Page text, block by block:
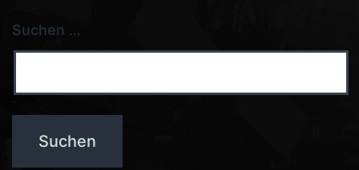
Suchen …